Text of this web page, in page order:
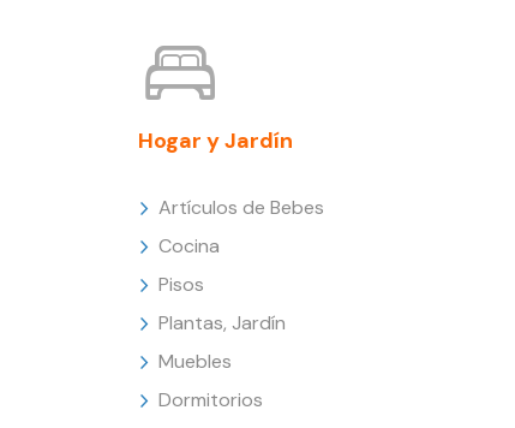
Hogar y Jardín
Artículos de Bebes
Cocina
Pisos
Plantas, Jardín
Muebles
Dormitorios